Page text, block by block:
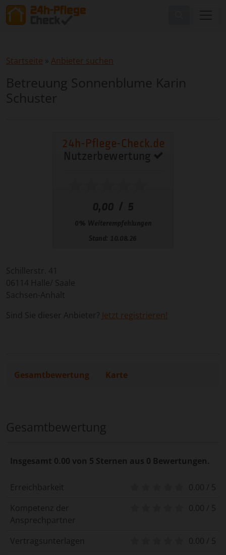
Startseite » Anbieter suchen
Betreuung Sonnenblume Karin
Schuster
Schillerstr. 41
06114 Halle/ Saale
Sachsen-Anhalt
Sind Sie dieser Anbieter? Jetzt registrieren!
Gesamtbewertung Karte
Gesamtbewertung
Insgesamt 0.00 von 5 Sternen aus 0 Bewertungen.
Erreichbarkeit
0.00 / 5
Kompetenz der
Ansprechpartner
0.00 / 5
Vertragsunterlagen
0.00 / 5